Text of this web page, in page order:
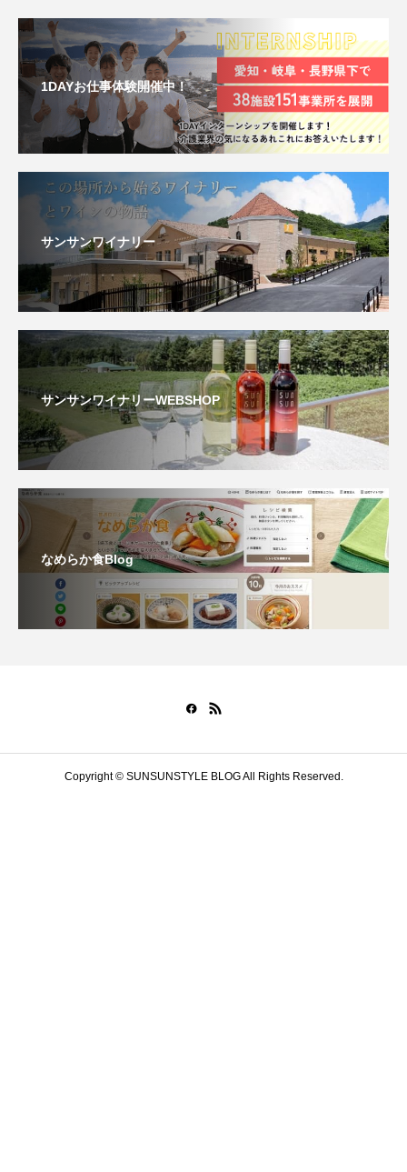
1DAYお仕事体験開催中！
サンサンワイナリー
サンサンワイナリーWEBSHOP
なめらか食Blog
Copyright © SUNSUNSTYLE BLOG All Rights Reserved.